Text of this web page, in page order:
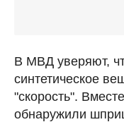
В МВД уверяют,
синтетическое
"скорость".
обнаружили